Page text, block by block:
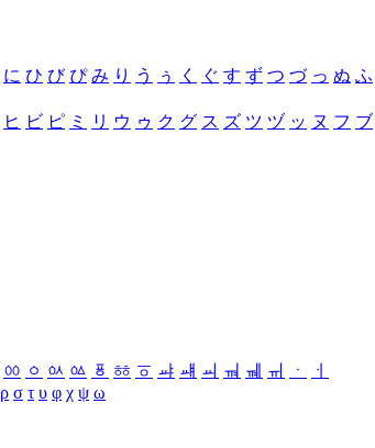
に ひ び ぴ み り う ぅ く ぐ す ず つ づ っ ぬ ふ
ヒ ビ ピ ミ リ ウ ゥ ク グ ス ズ ツ ヅ ッ ヌ フ ブ
ㆀ ㆁ ㆂ ㆃ ㆄ ㆅ ㆆ ㆇ ㆈ ㆉ ㆊ ㆋ ㆌ ㆍ
ㆎ
ρ σ τ υ φ χ ψ ω